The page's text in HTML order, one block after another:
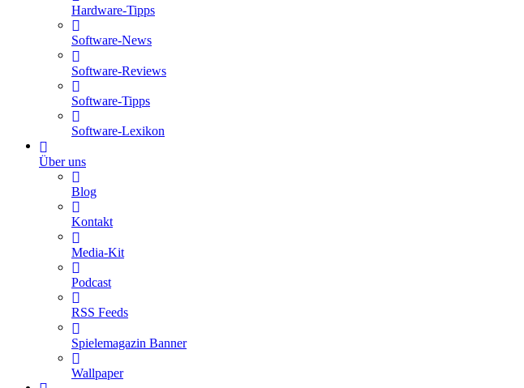
Hardware-Tipps
Software-News
Software-Reviews
Software-Tipps
Software-Lexikon
Über uns
Blog
Kontakt
Media-Kit
Podcast
RSS Feeds
Spielemagazin Banner
Wallpaper